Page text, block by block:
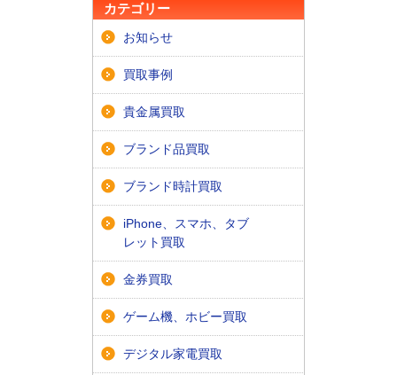
カテゴリー
お知らせ
買取事例
貴金属買取
ブランド品買取
ブランド時計買取
iPhone、スマホ、タブ
レット買取
金券買取
ゲーム機、ホビー買取
デジタル家電買取